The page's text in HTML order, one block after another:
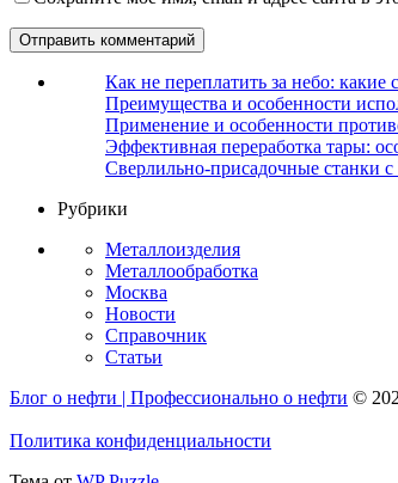
Как не переплатить за небо:
Преимущества и особенности
Применение и особенности
Эффективная переработка тары:
Сверлильно-присадочные станки
Рубрики
Металлоизделия
Металлообработка
Москва
Новости
Справочник
Статьи
Блог о нефти | Профессионально о нефти ©
Политика конфиденциальности